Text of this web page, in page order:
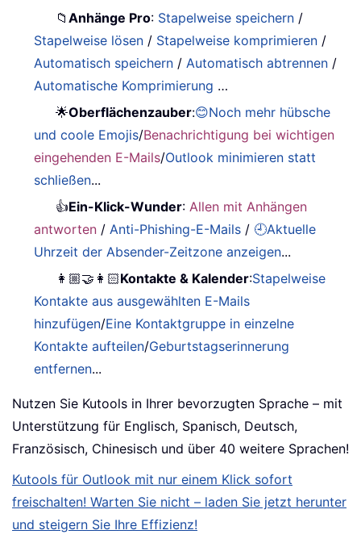
📁Anhänge Pro: Stapelweise speichern /
Stapelweise lösen / Stapelweise komprimieren /
Automatisch speichern /Automatisch abtrennen /
Automatische Komprimierung …
🌟Oberflächenzauber:😊Noch mehr hübsche
und coole Emojis/Benachrichtigung bei wichtigen
eingehenden E-Mails/Outlook minimieren statt
schließen...
👍Ein-Klick-Wunder:Allen mit Anhängen
antworten /Anti-Phishing-E-Mails / 🕘Aktuelle
Uhrzeit der Absender-Zeitzone anzeigen...
👩🏼‍🤝‍👩🏻Kontakte & Kalender:Stapelweise
Kontakte aus ausgewählten E-Mails
hinzufügen/Eine Kontaktgruppe in einzelne
Kontakte aufteilen/Geburtstagserinnerung
entfernen...
Nutzen Sie Kutools in Ihrer bevorzugten Sprache – mit
Unterstützung für Englisch, Spanisch, Deutsch,
Französisch, Chinesisch und über 40 weitere Sprachen!
Kutools für Outlook mit nur einem Klick sofort
freischalten! Warten Sie nicht – laden Sie jetzt herunter
und steigern Sie Ihre Effizienz!